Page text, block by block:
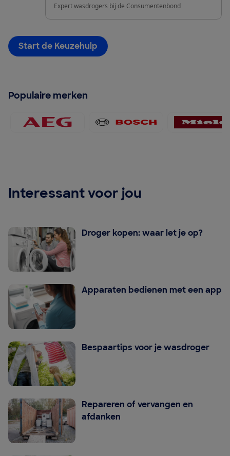
Expert wasdrogers bij de Consumentenbond
Start de Keuzehulp
Populaire merken
AEG 120x60 Bosch 120x60 Miele
Interessant voor jou
Droger kopen: waar let je op?
Apparaten bedienen met een app
Bespaartips voor je wasdroger
Repareren of vervangen en
afdanken